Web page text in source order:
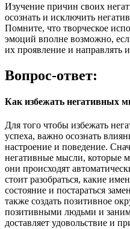
Изучение причин своих
осознать и исключить
Помните, что творческое
эмоций вполне возможно,
их проявление и направлять
Вопрос-ответ:
Как избежать негативных
Для того чтобы избежать
успеха, важно осознать
настроение и поведение.
негативные мысли, которые
они происходят
стоит разобраться, какие
состояние и постараться
также создать позитивное
позитивными людьми и
доставляет удовольствие и